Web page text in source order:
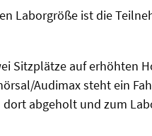
Laborgröße ist die
Sitzplätze auf erhöhten
Audimax steht ein
abgeholt und zum